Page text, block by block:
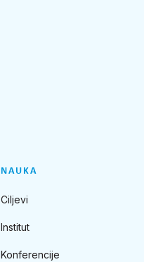
NAUKA
Ciljevi
Institut
Konferencije